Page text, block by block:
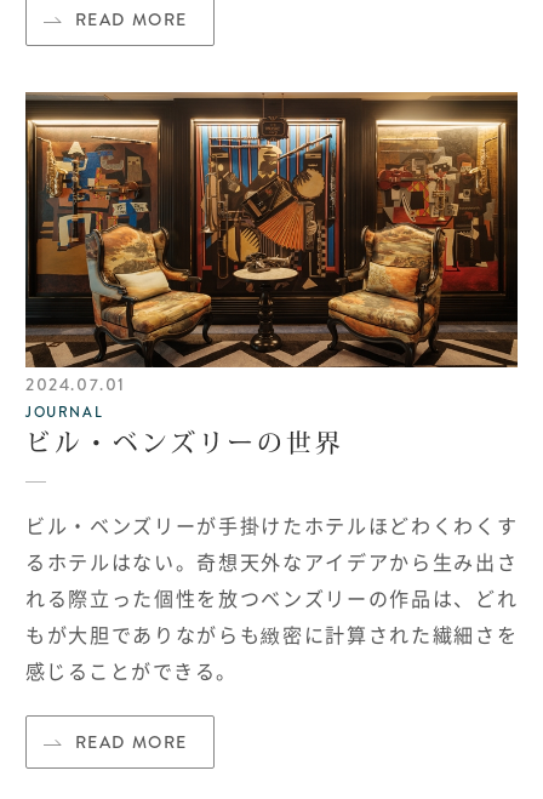
READ MORE
2024.07.01
JOURNAL
ビル・ベンズリーの世界
ビル・ベンズリーが手掛けたホテルほどわくわくす
るホテルはない。奇想天外なアイデアから生み出さ
れる際立った個性を放つベンズリーの作品は、どれ
もが大胆でありながらも緻密に計算された繊細さを
感じることができる。
READ MORE